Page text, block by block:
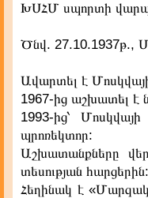
ԽՍՀՄ սպորտի
Ծնվ. 27.10.1937թ.,
Ավարտել է
1967-ից աշխատել է
1993-ից՝
պրոռեկտոր:
Աշխատանքները
տեսության հարցերին:
Հեղինակ է